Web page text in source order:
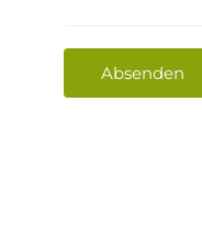
Absenden